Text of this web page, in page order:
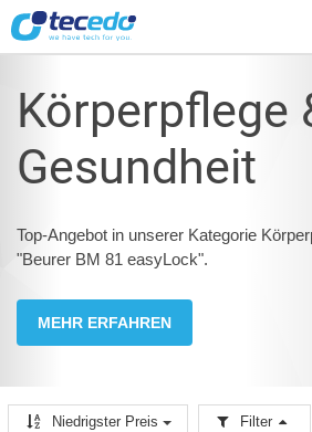
Körperpflege
Gesundheit
Top-Angebot in unserer Kategorie
"Beurer BM 81 easyLock".
MEHR ERFAHREN
Niedrigster Preis Filter